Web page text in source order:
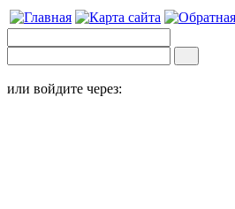
или войдите через: